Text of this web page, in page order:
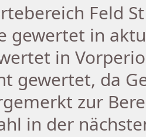
Feld
gewertet in
in
gewertet, da
zur
in der